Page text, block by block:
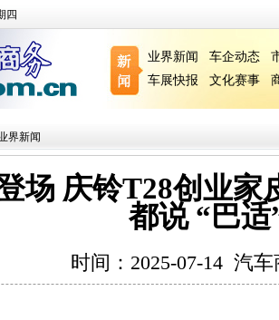
四
业界新闻 车企动态
车展快报
文化赛事
界新闻
场 庆铃T28创业家
都说 “巴适
时间：2025-07-14 汽车